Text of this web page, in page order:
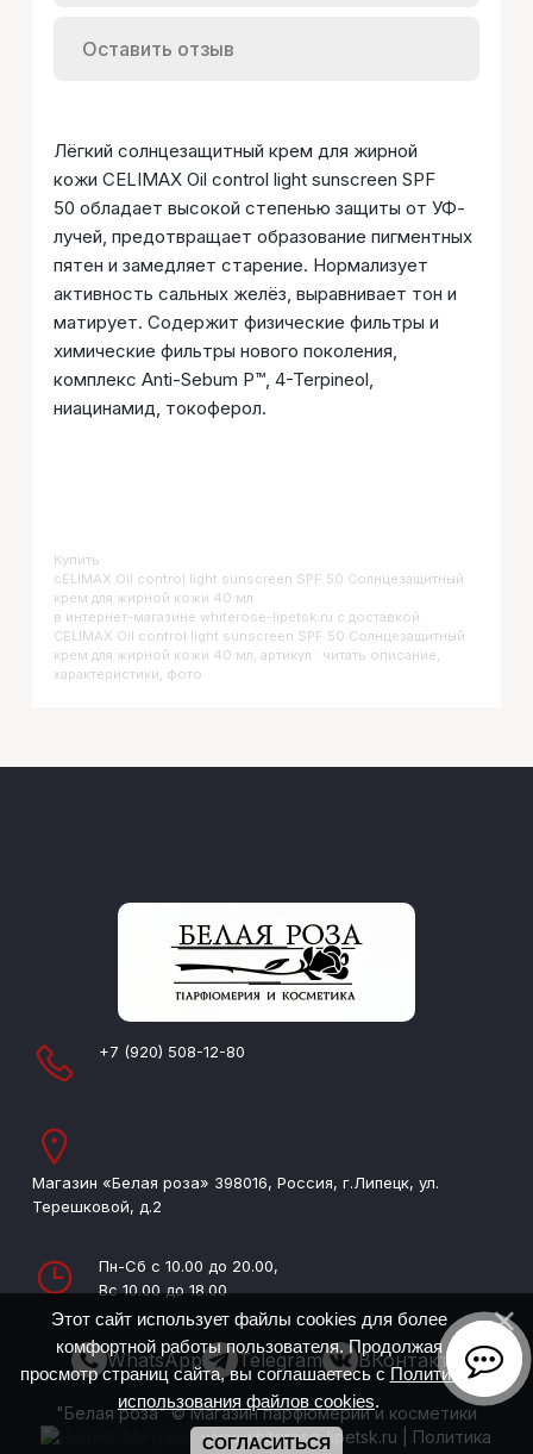
Оставить отзыв
Лёгкий солнцезащитный крем для жирной
кожи CELIMAX Oil control light sunscreen SPF
50 обладает высокой степенью защиты от УФ-
лучей, предотвращает образование пигментных
пятен и замедляет старение. Нормализует
активность сальных желёз, выравнивает тон и
матирует. Содержит физические фильтры и
химические фильтры нового поколения,
комплекс Anti-Sebum P™, 4-Terpineol,
ниацинамид, токоферол.
Купить
CELIMAX Oil control light sunscreen SPF 50 Солнцезащитный
крем для жирной кожи 40 мл
в интернет-магазине whiterose-lipetsk.ru с доставкой.
CELIMAX Oil control light sunscreen SPF 50 Солнцезащитный
крем для жирной кожи 40 мл, артикул : читать описание,
характеристики, фото
+7 (920) 508-12-80
Магазин «Белая роза» 398016, Россия, г.Липецк, ул.
Терешковой, д.2
Пн-Сб с 10.00 до 20.00,
Вс 10.00 до 18.00
WhatsApp Telegram ВКонтакте
"Белая роза" © Магазин парфюмерии и косметики
www.whiterose-lipetsk.ru
Политика
Этот сайт использует файлы cookies для более
комфортной работы пользователя. Продолжая
просмотр страниц сайта, вы соглашаетесь сПолитикой
использования файлов cookies.
СОГЛАСИТЬСЯ